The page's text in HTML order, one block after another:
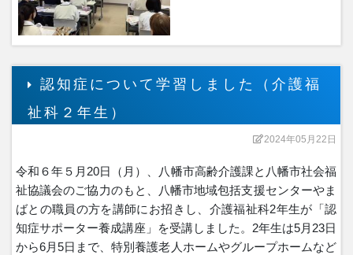
認知症について学習しました（介護福
祉科２年生）
2024年05月22日
令和６年５月20日（月）、八幡市高齢介護課と八幡市社会福
祉協議会のご協力のもと、八幡市地域包括支援センターやま
ばとの職員の方を講師にお招きし、介護福祉科2年生が「認
知症サポーター養成講座」を受講しました。2年生は5月23日
から6月5日まで、特別養護老人ホームやグループホームなど